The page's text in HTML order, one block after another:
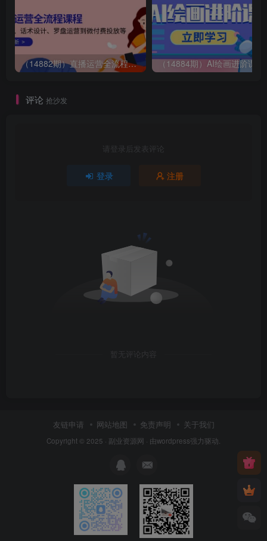
（14882期）直播运营全流程课程-5月更新：从起号、话术设计、罗盘运营到微付费投放等
评论 抢沙发
请登录后发表评论
登录 注册
暂无评论内容
友链申请 网站地图 免责声明 关于我们
Copyright © 2025 · 副业资源网 · 由wordpress强力驱动.